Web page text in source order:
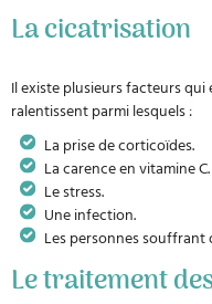
La cicatrisation
Il existe plusieurs facteurs
ralentissent parmi lesquels :
La prise de corticoïdes.
La carence en vitamine C.
Le stress.
Une infection.
Les personnes souffrant
Le traitement